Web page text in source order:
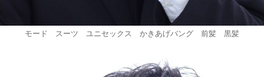
モード スーツ ユニセックス かきあげバング 前髪 黒髪